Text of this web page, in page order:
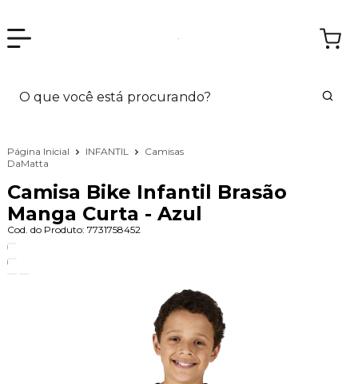
Página Inicial INFANTIL
Camisas
DaMatta
Camisa Bike Infantil Brasão
Manga Curta - Azul
Cod. do Produto: 7731758452